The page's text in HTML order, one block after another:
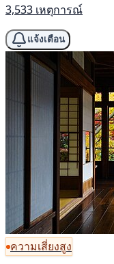
3,533 เหตุการณ์
แจ้งเตือน
ความเสี่ยงสูง